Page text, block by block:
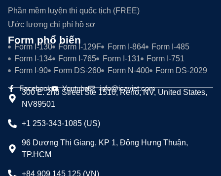
Phần mềm luyện thi quốc tịch (FREE)
Ước lượng chi phí hồ sơ
Form phổ biến
Form I-130 Form I-129F Form I-864
Form I-485
Form I-134
Form I-765 Form I-131
Form I-751
Form I-90
Form DS-260 Form N-400 Form DS-2029
Facebook Youtube info@icaviet.com
300 E. 2nd Street Ste 1510, Reno, NV, United States,
NV89501
+1 253-343-1085 (US)
96 Dương Thị Giang, KP 1, Đông Hưng Thuận,
TP.HCM
+84 909 145 125 (VN)